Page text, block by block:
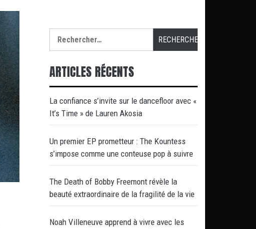
ARTICLES RÉCENTS
La confiance s’invite sur le dancefloor avec «
It’s Time » de Lauren Akosia
Un premier EP prometteur : The Kountess
s’impose comme une conteuse pop à suivre
The Death of Bobby Freemont révèle la
beauté extraordinaire de la fragilité de la vie
Noah Villeneuve apprend à vivre avec les